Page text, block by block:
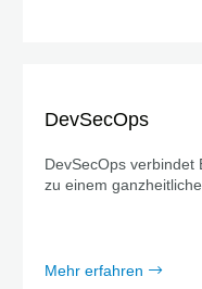
DevSecOps
DevSecOps verbindet
zu einem
Mehr erfahren